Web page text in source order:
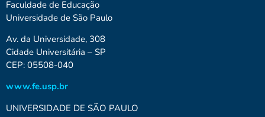
Faculdade de Educação
Universidade de São Paulo
Av. da Universidade, 308
Cidade Universitária – SP
CEP: 05508-040
www.fe.usp.br
UNIVERSIDADE DE SÃO PAULO